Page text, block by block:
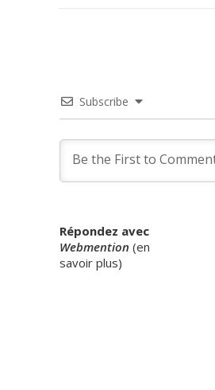
Subscribe
Répondez avec
Webmention (en
savoir plus)